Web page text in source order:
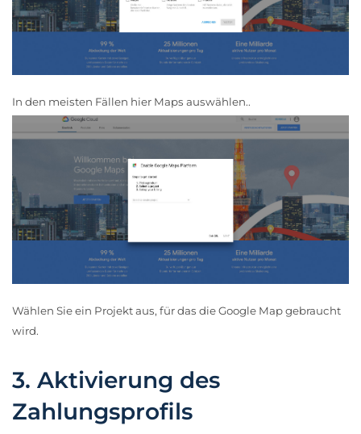
In den meisten Fällen hier Maps auswählen..
Wählen Sie ein Projekt aus, für das die Google Map gebraucht
wird.
3. Aktivierung des
Zahlungsprofils